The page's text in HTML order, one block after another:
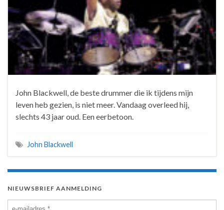
John Blackwell, de beste drummer die ik tijdens mijn
leven heb gezien, is niet meer. Vandaag overleed hij,
slechts 43 jaar oud. Een eerbetoon.
John Blackwell
NIEUWSBRIEF AANMELDING